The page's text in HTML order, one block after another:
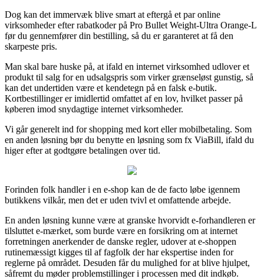
Dog kan det immervæk blive smart at eftergå et par online
virksomheder efter rabatkoder på Pro Bullet Weight-Ultra Orange-L
før du gennemfører din bestilling, så du er garanteret at få den
skarpeste pris.
Man skal bare huske på, at ifald en internet virksomhed udlover et
produkt til salg for en udsalgspris som virker grænseløst gunstig, så
kan det undertiden være et kendetegn på en falsk e-butik.
Kortbestillinger er imidlertid omfattet af en lov, hvilket passer på
køberen imod snydagtige internet virksomheder.
Vi går generelt ind for shopping med kort eller mobilbetaling. Som
en anden løsning bør du benytte en løsning som fx ViaBill, ifald du
higer efter at godtgøre betalingen over tid.
Forinden folk handler i en e-shop kan de de facto løbe igennem
butikkens vilkår, men det er uden tvivl et omfattende arbejde.
En anden løsning kunne være at granske hvorvidt e-forhandleren er
tilsluttet e-mærket, som burde være en forsikring om at internet
forretningen anerkender de danske regler, udover at e-shoppen
rutinemæssigt kigges til af fagfolk der har ekspertise inden for
reglerne på området. Desuden får du mulighed for at blive hjulpet,
såfremt du møder problemstillinger i processen med dit indkøb.